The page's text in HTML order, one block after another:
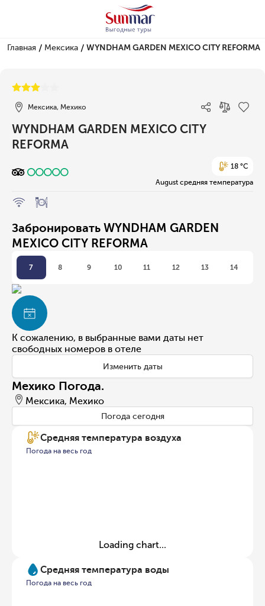
Главная / Мексика / WYNDHAM GARDEN MEXICO CITY REFORMA
Мексика, Мехико
WYNDHAM GARDEN MEXICO CITY
REFORMA
18 °C
August средняя температура
Забронировать WYNDHAM GARDEN
MEXICO CITY REFORMA
7 8 9 10 11 12 13 14
К сожалению, в выбранные вами даты нет
свободных номеров в отеле
Изменить даты
Мехико Погода.
Мексика, Мехико
Погода сегодня
Средняя температура воздуха
Погода на весь год
Loading chart...
Средняя температура воды
Погода на весь год